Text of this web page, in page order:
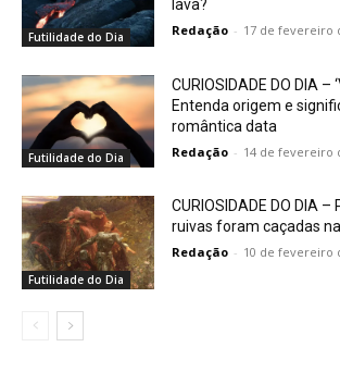
Futilidade do Dia
lava?
Redação - 17 de fevereiro
Futilidade do Dia
CURIOSIDADE DO DIA –
Entenda origem e
romântica data
Redação - 14 de fevereiro
Futilidade do Dia
CURIOSIDADE DO DIA
ruivas foram caçadas
Redação - 10 de fevereiro